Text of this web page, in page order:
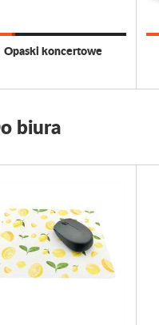
Opaski koncertowe
biura